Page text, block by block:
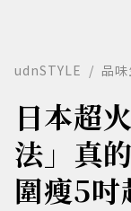
udnSTYLE 品
日本超
法」真
圍瘦5吋